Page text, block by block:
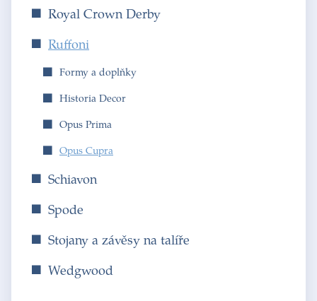
Royal Crown Derby
Ruffoni
Formy a doplňky
Historia Decor
Opus Prima
Opus Cupra
Schiavon
Spode
Stojany a závěsy na talíře
Wedgwood